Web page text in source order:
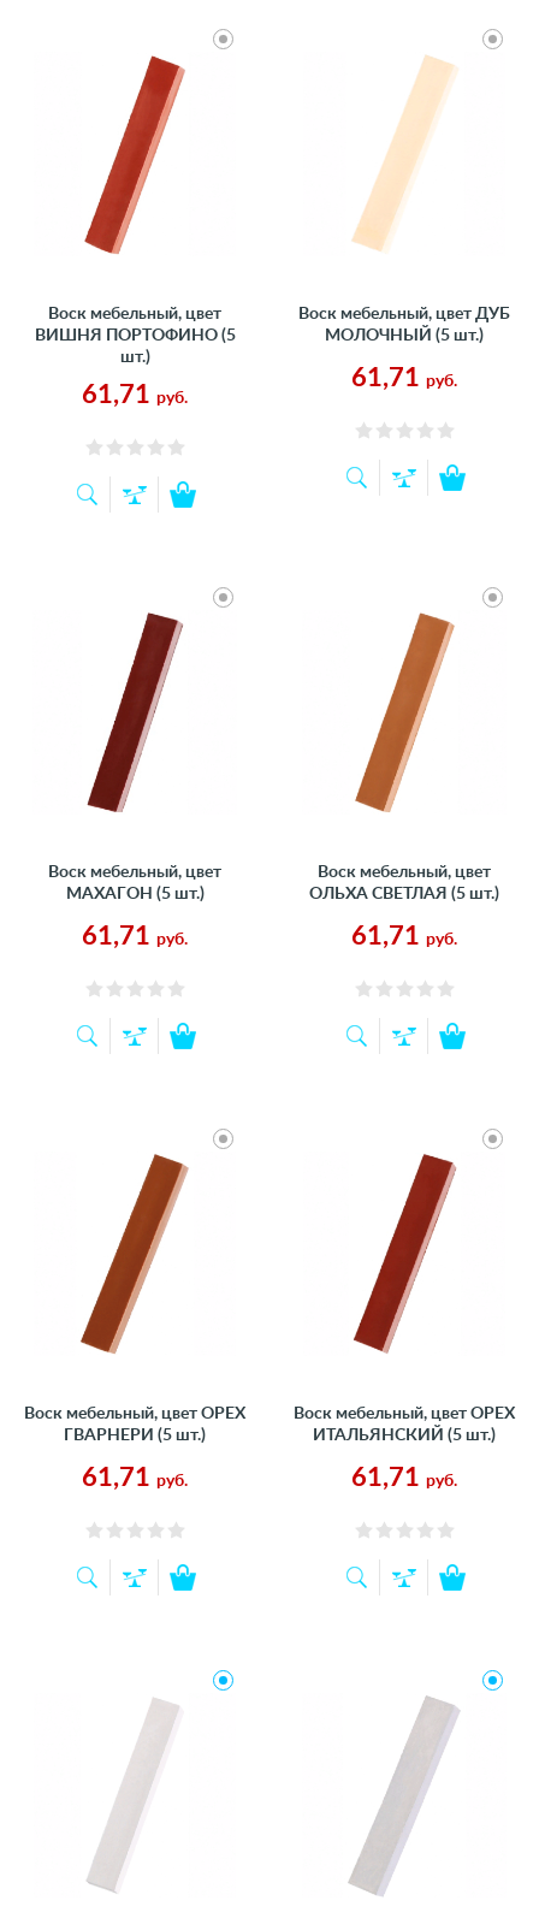
Воск мебельный, цвет
ВИШНЯ ПОРТОФИНО (5
шт.)
61,71 руб.
Воск мебельный, цвет ДУБ
МОЛОЧНЫЙ (5 шт.)
61,71 руб.
Воск мебельный, цвет
МАХАГОН (5 шт.)
61,71 руб.
Воск мебельный, цвет
ОЛЬХА СВЕТЛАЯ (5 шт.)
61,71 руб.
Воск мебельный, цвет ОРЕХ
ГВАРНЕРИ (5 шт.)
61,71 руб.
Воск мебельный, цвет ОРЕХ
ИТАЛЬЯНСКИЙ (5 шт.)
61,71 руб.